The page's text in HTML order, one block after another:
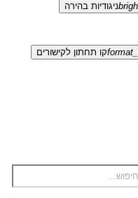
ניגודיות בהירה
קו תחתון לקישורים